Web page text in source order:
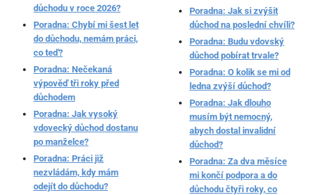
důchodu v roce 2026?
Poradna: Chybí mi šest let
do důchodu, nemám práci,
co teď?
Poradna: Nečekaná
výpověď tři roky před
důchodem
Poradna: Jak vysoký
vdovecký důchod dostanu
po manželce?
Poradna: Práci již
nezvládám, kdy mám
odejít do důchodu?
Poradna: Jak si zvýšit
důchod na poslední chvíli?
Poradna: Budu vdovský
důchod pobírat trvale?
Poradna: O kolik se mi od
ledna zvýší důchod?
Poradna: Jak dlouho
musím být nemocný,
abych dostal invalidní
důchod?
Poradna: Za dva měsíce
mi končí podpora a do
důchodu čtyři roky, co